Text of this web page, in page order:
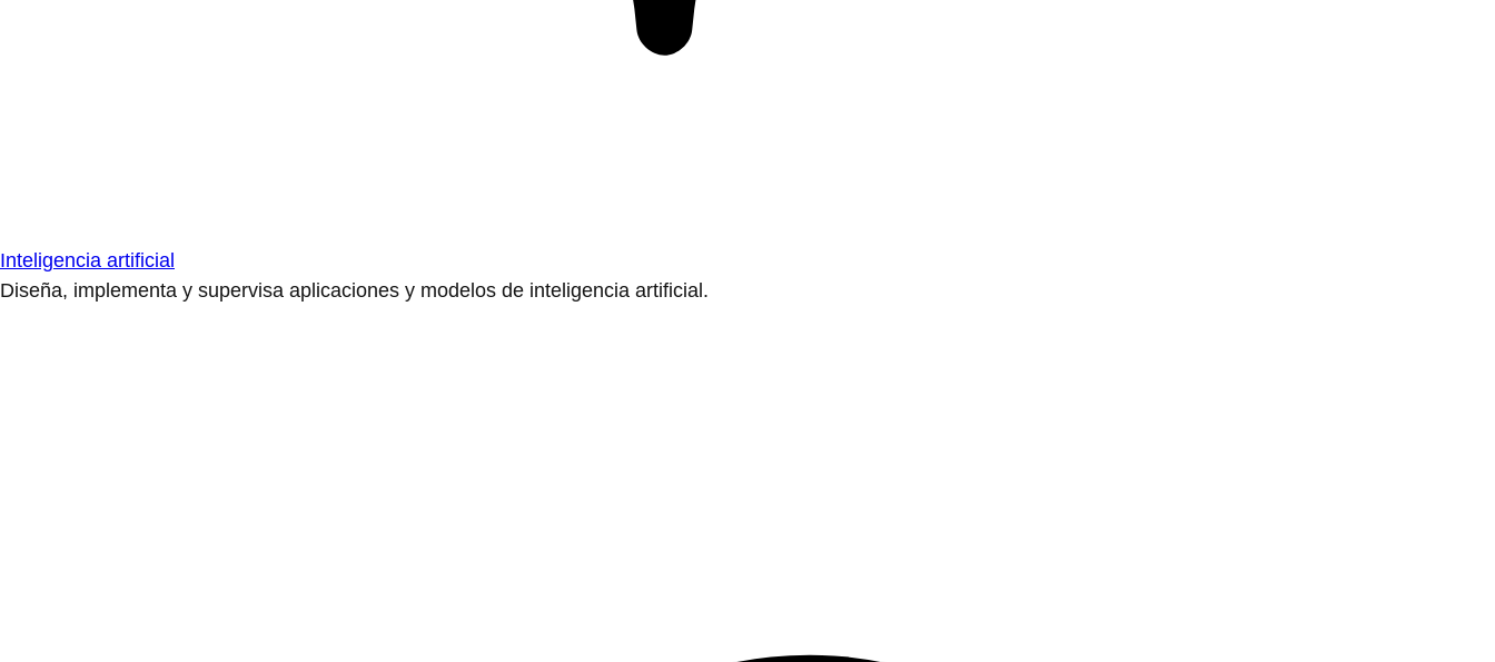
Inteligencia artificial
Diseña, implementa y supervisa aplicaciones y modelos de inteligencia artificial.